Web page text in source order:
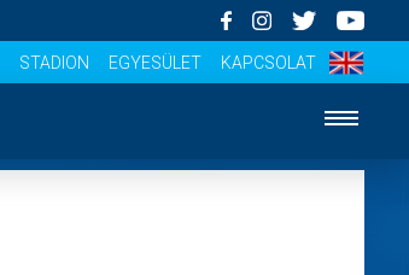
STADION EGYESÜLET KAPCSOLAT